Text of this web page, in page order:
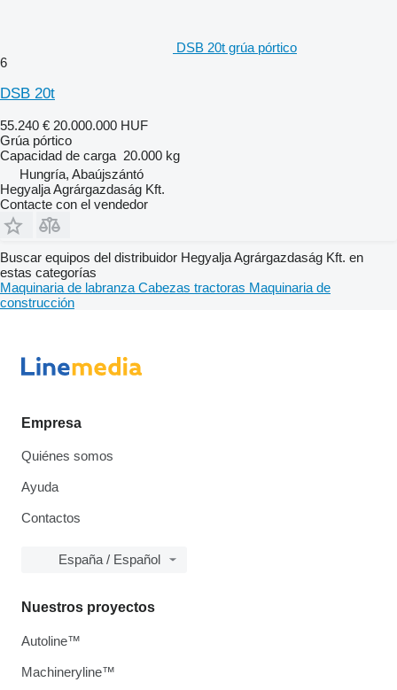
DSB 20t grúa pórtico
6
DSB 20t
55.240 € 20.000.000 HUF
Grúa pórtico
Capacidad de carga 20.000 kg
Hungría, Abaújszántó
Hegyalja Agrárgazdaság Kft.
Contacte con el vendedor
Buscar equipos del distribuidor Hegyalja Agrárgazdaság Kft. en
estas categorías
Maquinaria de labranza Cabezas tractoras Maquinaria de
construcción
Empresa
Quiénes somos
Ayuda
Contactos
España / Español
Nuestros proyectos
Autoline™
Machineryline™